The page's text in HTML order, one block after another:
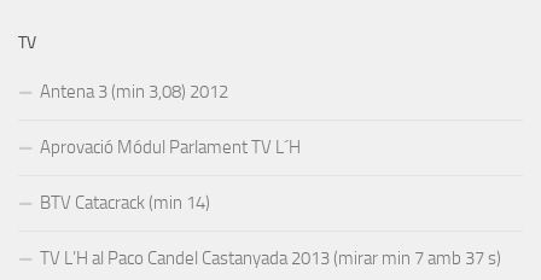
TV
Antena 3 (min 3,08) 2012
Aprovació Módul Parlament TV L´H
BTV Catacrack (min 14)
TV L’H al Paco Candel Castanyada 2013 (mirar min 7 amb 37 s)